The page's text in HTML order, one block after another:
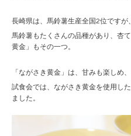
長崎県は、馬鈴薯生産全国2位ですが
馬鈴薯もたくさんの品種があり、杏
黄金」もその一つ。
「ながさき黄金」は、甘みも楽しめ
試食会では、ながさき黄金を使用し
ました。